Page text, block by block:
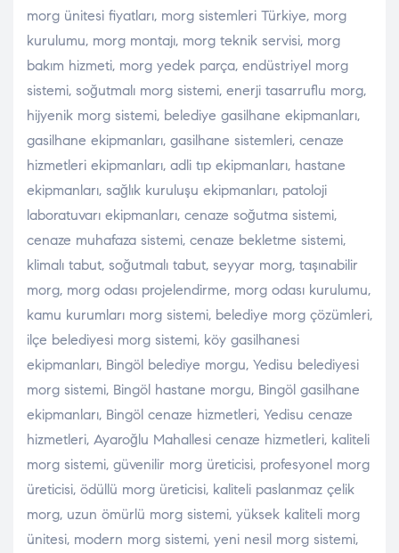
morg ünitesi fiyatları, morg sistemleri Türkiye, morg
kurulumu, morg montajı, morg teknik servisi, morg
bakım hizmeti, morg yedek parça, endüstriyel morg
sistemi, soğutmalı morg sistemi, enerji tasarruflu morg,
hijyenik morg sistemi, belediye gasilhane ekipmanları,
gasilhane ekipmanları, gasilhane sistemleri, cenaze
hizmetleri ekipmanları, adli tıp ekipmanları, hastane
ekipmanları, sağlık kuruluşu ekipmanları, patoloji
laboratuvarı ekipmanları, cenaze soğutma sistemi,
cenaze muhafaza sistemi, cenaze bekletme sistemi,
klimalı tabut, soğutmalı tabut, seyyar morg, taşınabilir
morg, morg odası projelendirme, morg odası kurulumu,
kamu kurumları morg sistemi, belediye morg çözümleri,
ilçe belediyesi morg sistemi, köy gasilhanesi
ekipmanları, Bingöl belediye morgu, Yedisu belediyesi
morg sistemi, Bingöl hastane morgu, Bingöl gasilhane
ekipmanları, Bingöl cenaze hizmetleri, Yedisu cenaze
hizmetleri, Ayaroğlu Mahallesi cenaze hizmetleri, kaliteli
morg sistemi, güvenilir morg üreticisi, profesyonel morg
üreticisi, ödüllü morg üreticisi, kaliteli paslanmaz çelik
morg, uzun ömürlü morg sistemi, yüksek kaliteli morg
ünitesi, modern morg sistemi, yeni nesil morg sistemi,